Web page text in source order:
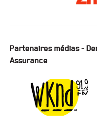
Partenaires médias -
Assurance